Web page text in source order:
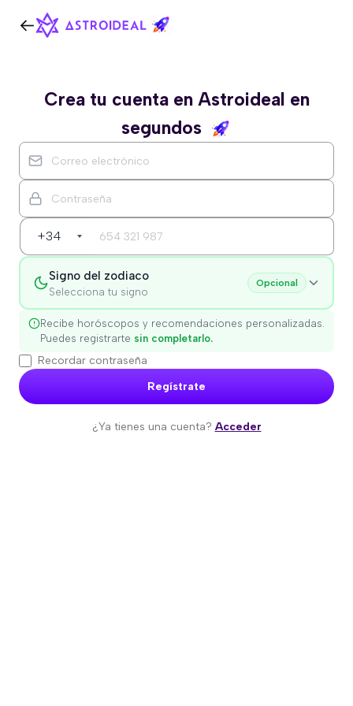
Crea tu cuenta en Astroideal en
segundos
+34
Signo del zodiaco
Selecciona tu signo
Opcional
Recibe horóscopos y recomendaciones personalizadas.
Puedes registrarte sin completarlo.
Recordar contraseña
Regístrate
¿Ya tienes una cuenta? Acceder